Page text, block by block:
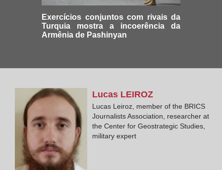
Exercícios conjuntos com rivais da
Turquia mostra a incoerência da
Armênia de Pashinyan
Lucas LEIROZ
Lucas Leiroz, member of the BRICS
Journalists Association, researcher at
the Center for Geostrategic Studies,
military expert